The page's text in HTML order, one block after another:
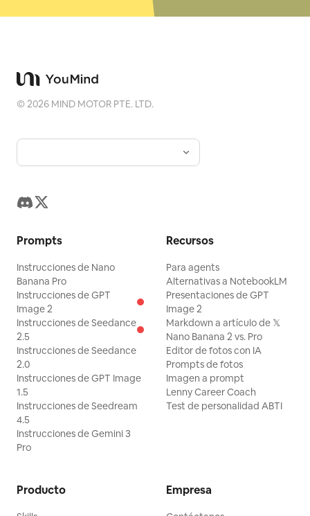
©2026 MIND MOTOR PTE. LTD.
Prompts
Instrucciones de Nano
Banana Pro
Instrucciones de GPT
Image 2
Instrucciones de Seedance
2.5
Instrucciones de Seedance
2.0
Instrucciones de GPT Image
1.5
Instrucciones de Seedream
4.5
Instrucciones de Gemini 3
Pro
Recursos
Para agents
Alternativas a NotebookLM
Presentaciones de GPT
Image 2
Markdown a artículo de 𝕏
Nano Banana 2 vs. Pro
Editor de fotos con IA
Prompts de fotos
Imagen a prompt
Lenny Career Coach
Test de personalidad ABTI
Producto Empresa